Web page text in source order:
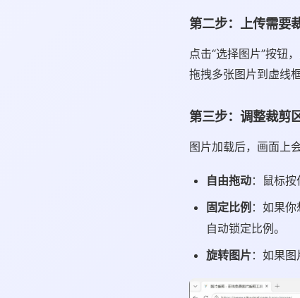
第二步：上传需要
点击“选择图片”按钮
拖拽多张图片到虚线
第三步：调整裁剪
图片加载后，画面上
自由拖动：鼠标
固定比例 ：如果
自动锁定比例。
旋转图片 ：如果